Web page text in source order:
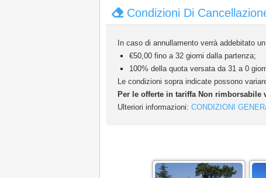
Condizioni Di
In caso di annullamento verrà addebitato
€50,00 fino a 32 giorni dalla partenza;
100% della quota versata da 31 a 0
Le condizioni sopra indicate possono
Per le offerte in tariffa Non rimborsabile
Ulteriori informazioni: CONDIZIONI